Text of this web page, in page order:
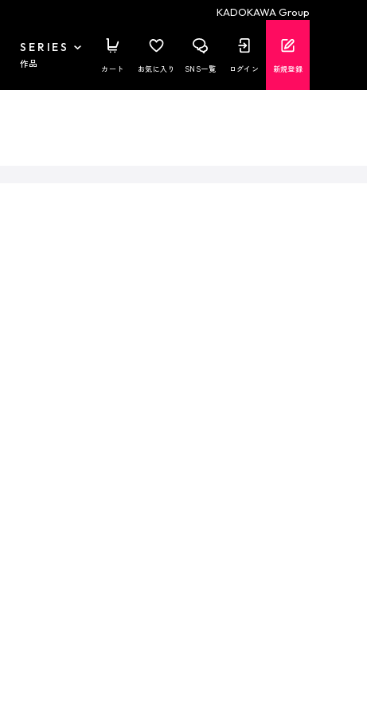
KADOKAWA Group
SERIES
作品 カート お気に入り SNS一覧 ログイン 新規登録